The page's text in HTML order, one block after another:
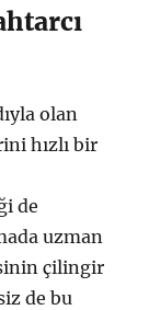
olan
hızlı bir
de
uzman
çilingir
de bu